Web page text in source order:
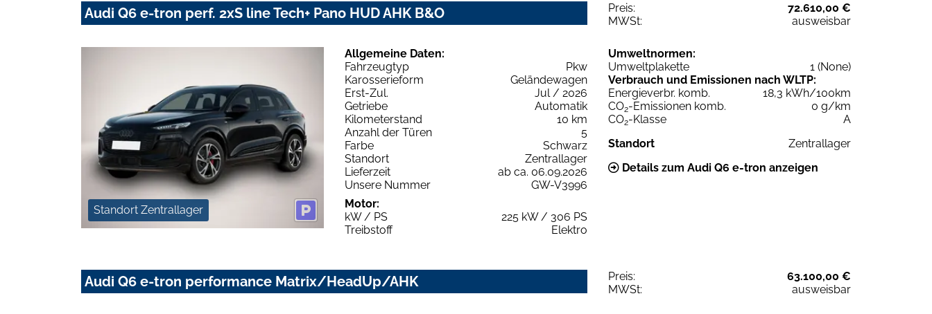
Audi Q6 e-tron perf. 2xS line Tech+ Pano HUD AHK B&O Preis:
72.610,00 €
MWSt:
ausweisbar
Standort Zentrallager
Allgemeine Daten:
Fahrzeugtyp
Pkw
Karosserieform
Geländewagen
Erst-Zul.
Jul / 2026
Getriebe
Automatik
Kilometerstand
10 km
Anzahl der Türen
5
Farbe
Schwarz
Standort
Zentrallager
Lieferzeit
ab ca. 06.09.2026
Unsere Nummer
GW-V3996
Motor:
kW / PS
225 kW / 306 PS
Treibstoff
Elektro
Umweltnormen:
Umweltplakette
1 (None)
Verbrauch und Emissionen nach WLTP:
Energieverbr. komb.
18,3 kWh/100km
CO2-Emissionen komb.
0 g/km
CO2-Klasse
A
Standort
Zentrallager
Details zum Audi Q6 e-tron anzeigen
Audi Q6 e-tron performance Matrix/HeadUp/AHK Preis:
63.100,00 €
MWSt:
ausweisbar